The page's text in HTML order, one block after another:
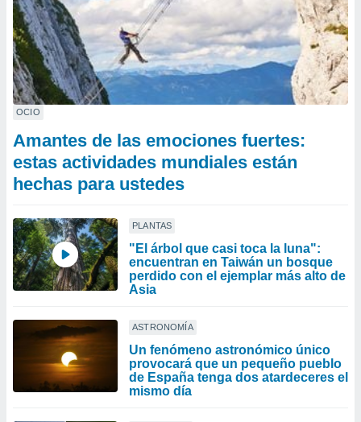
OCIO
Amantes de las emociones fuertes:
estas actividades mundiales están
hechas para ustedes
PLANTAS
"El árbol que casi toca la luna":
encuentran en Taiwán un bosque
perdido con el ejemplar más alto de
Asia
ASTRONOMÍA
Un fenómeno astronómico único
provocará que un pequeño pueblo
de España tenga dos atardeceres el
mismo día